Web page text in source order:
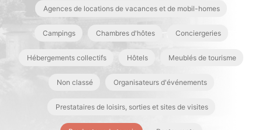
Agences de locations de vacances et de mobil-homes
Campings Chambres d'hôtes Conciergeries
Hébergements collectifs Hôtels Meublés de tourisme
Non classé Organisateurs d'événements
Prestataires de loisirs, sorties et sites de visites